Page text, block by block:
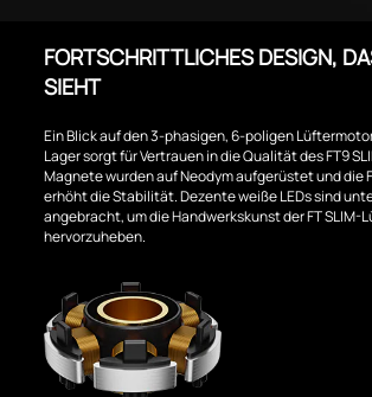
FORTSCHRITTLICHES DESIGN,
SIEHT
Ein Blick auf den 3-phasigen, 6-poligen
Lager sorgt für Vertrauen in die Qualität des FT9
Magnete wurden auf Neodym aufgerüstet und die
erhöht die Stabilität. Dezente weiße LEDs sind
angebracht, um die Handwerkskunst der FT SLIM-
hervorzuheben.